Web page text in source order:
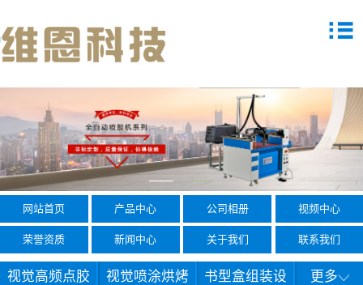
网站首页 产品中心 公司相册 视频中心
荣誉资质 新闻中心 关于我们 联系我们
视觉高频点胶
视觉喷涂烘烤
书型盒组装设
更多